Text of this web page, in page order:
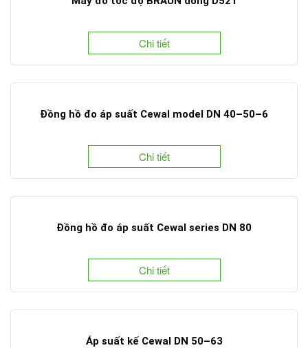
Chi tiết
Đồng hồ đo áp suất Cewal model DN 40–50–6
Chi tiết
Đồng hồ đo áp suất Cewal series DN 80
Chi tiết
Áp suất kế Cewal DN 50–63